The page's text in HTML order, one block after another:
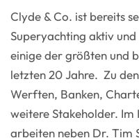
Clyde & Co. ist bereits
Superyachting aktiv
einige der größten und
letzten 20 Jahre. Zu
Werften, Banken,
weitere Stakeholder.
arbeiten neben Dr. Tim